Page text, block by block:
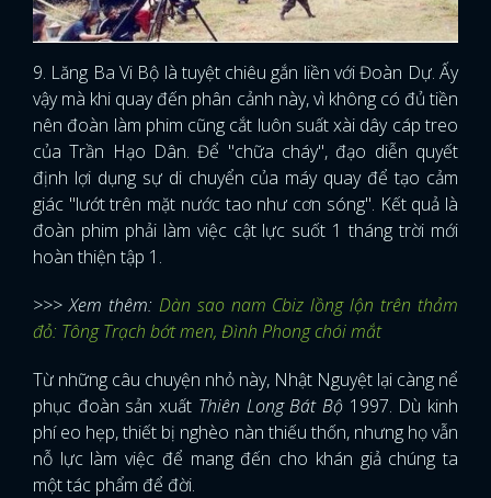
9. Lăng Ba Vi Bộ là tuyệt chiêu gắn liền với Đoàn Dự. Ấy
vậy mà khi quay đến phân cảnh này, vì không có đủ tiền
nên đoàn làm phim cũng cắt luôn suất xài dây cáp treo
của Trần Hạo Dân. Để "chữa cháy", đạo diễn quyết
định lợi dụng sự di chuyển của máy quay để tạo cảm
giác "lướt trên mặt nước tao như cơn sóng". Kết quả là
đoàn phim phải làm việc cật lực suốt 1 tháng trời mới
hoàn thiện tập 1.
>>> Xem thêm: Dàn sao nam Cbiz lồng lộn trên thảm
đỏ: Tông Trạch bớt men, Đình Phong chói mắt
Từ những câu chuyện nhỏ này, Nhật Nguyệt lại càng nể
phục đoàn sản xuất Thiên Long Bát Bộ1997. Dù kinh
phí eo hẹp, thiết bị nghèo nàn thiếu thốn, nhưng họ vẫn
nỗ lực làm việc để mang đến cho khán giả chúng ta
một tác phẩm để đời.